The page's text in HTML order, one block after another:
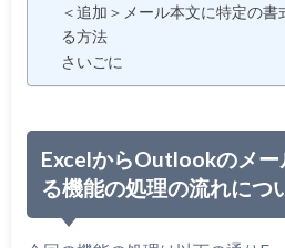
＜追加＞メール本文に特定の
る方法
さいごに
ExcelからOutlookのメー
る機能の処理の流れにつ